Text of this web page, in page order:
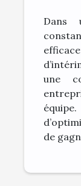
et
Dans
une
de